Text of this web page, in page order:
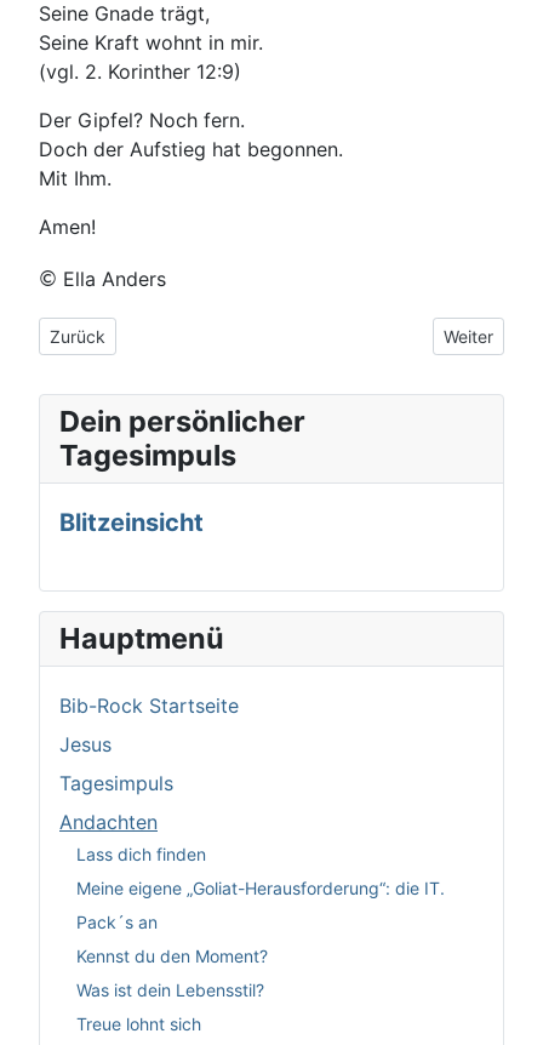
Seine Gnade trägt,
Seine Kraft wohnt in mir.
(vgl. 2. Korinther 12:9)
Der Gipfel? Noch fern.
Doch der Aufstieg hat begonnen.
Mit Ihm.
Amen!
© Ella Anders
Vorheriger Beitrag: Schnell. Schnell. Schnell.
Zurück Nächster
Weiter
Dein persönlicher
Tagesimpuls
Blitzeinsicht
Hauptmenü
Bib-Rock Startseite
Jesus
Tagesimpuls
Andachten
Lass dich finden
Meine eigene „Goliat-Herausforderung“: die IT.
Pack´s an
Kennst du den Moment?
Was ist dein Lebensstil?
Treue lohnt sich